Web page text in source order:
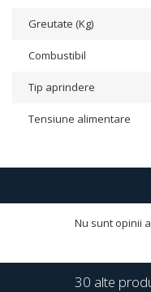
Greutate (Kg)
Combustibil
Tip aprindere
Tensiune alimentare
Nu sunt opinii
30 alte